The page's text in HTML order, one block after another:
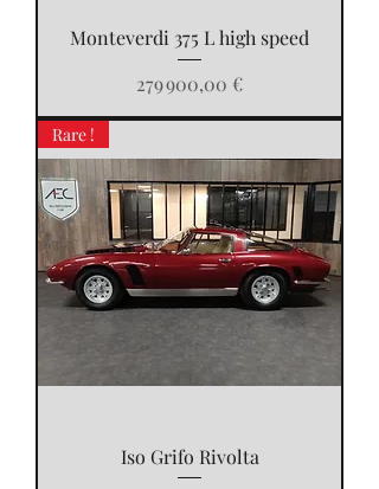
Monteverdi 375 L high speed
Prix
279 900,00 €
Rare !
Iso Grifo Rivolta